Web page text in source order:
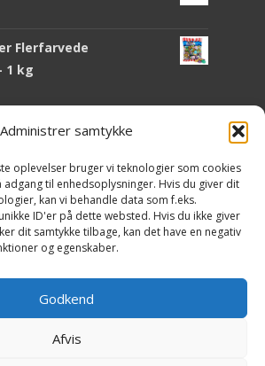
Administrer samtykke
oplevelser bruger vi teknologier som cookies
til enhedsoplysninger. Hvis du giver dit
kan vi behandle data som f.eks.
ID'er på dette websted. Hvis du ikke giver
dit samtykke tilbage, kan det have en negativ
og egenskaber.
Godkend
Afvis
Flerfarvede
1 kg
Lakrids - 92 gram
- 165 gram
Tyggegummi